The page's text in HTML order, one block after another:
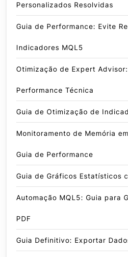
Personalizados Resolvidas
Guia de Performance: Evite
Indicadores MQL5
Otimização de Expert
Performance Técnica
Guia de Otimização de
Monitoramento de Memória
Guia de Performance
Guia de Gráficos Estatísticos
Automação MQL5: Guia para
PDF
Guia Definitivo: Exportar